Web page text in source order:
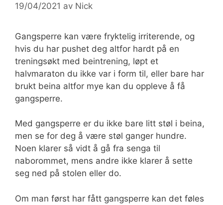
19/04/2021 av Nick
Gangsperre kan være fryktelig irriterende, og
hvis du har pushet deg altfor hardt på en
treningsøkt med beintrening, løpt et
halvmaraton du ikke var i form til, eller bare har
brukt beina altfor mye kan du oppleve å få
gangsperre.
Med gangsperre er du ikke bare litt støl i beina,
men se for deg å være støl ganger hundre.
Noen klarer så vidt å gå fra senga til
naborommet, mens andre ikke klarer å sette
seg ned på stolen eller do.
Om man først har fått gangsperre kan det føles